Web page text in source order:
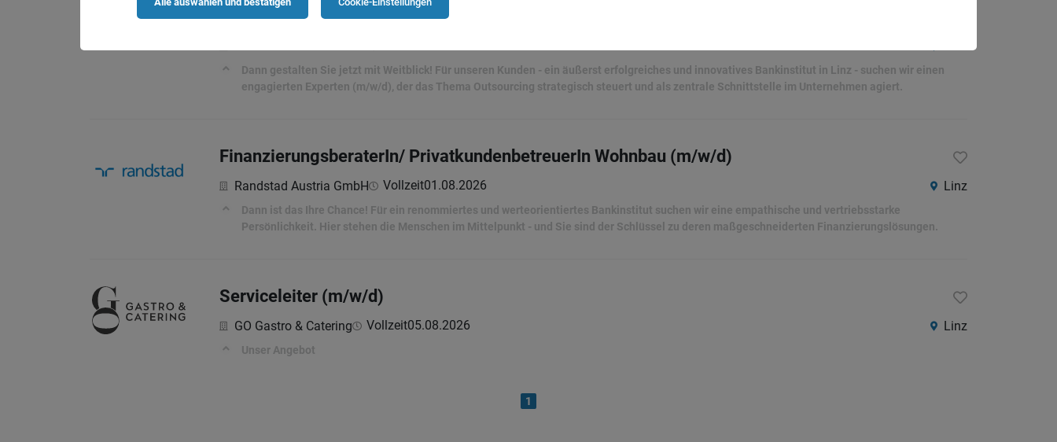
Specialist Outsourcing Management & Compliance (m/w/d)
Dann gestalten Sie jetzt mit Weitblick! Für unseren Kunden - ein äußerst erfolgreiches und innovatives Bankinstitut in Linz - suchen wir einen
engagierten Experten (m/w/d), der das Thema Outsourcing strategisch steuert und als zentrale Schnittstelle im Unternehmen agiert.
FinanzierungsberaterIn/ PrivatkundenbetreuerIn Wohnbau (m/w/d)
Randstad Austria GmbH Vollzeit01.08.2026 Linz
Dann ist das Ihre Chance! Für ein renommiertes und werteorientiertes Bankinstitut suchen wir eine empathische und vertriebsstarke
Persönlichkeit. Hier stehen die Menschen im Mittelpunkt - und Sie sind der Schlüssel zu deren maßgeschneiderten Finanzierungslösungen.
Serviceleiter (m/w/d)
GO Gastro & Catering Vollzeit05.08.2026 Linz
Unser Angebot
1